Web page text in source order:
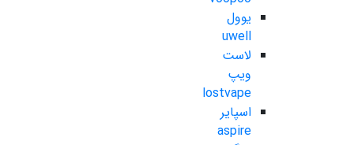
یوول
uwell
لاست
ویپ
lostvape
اسپایر
aspire